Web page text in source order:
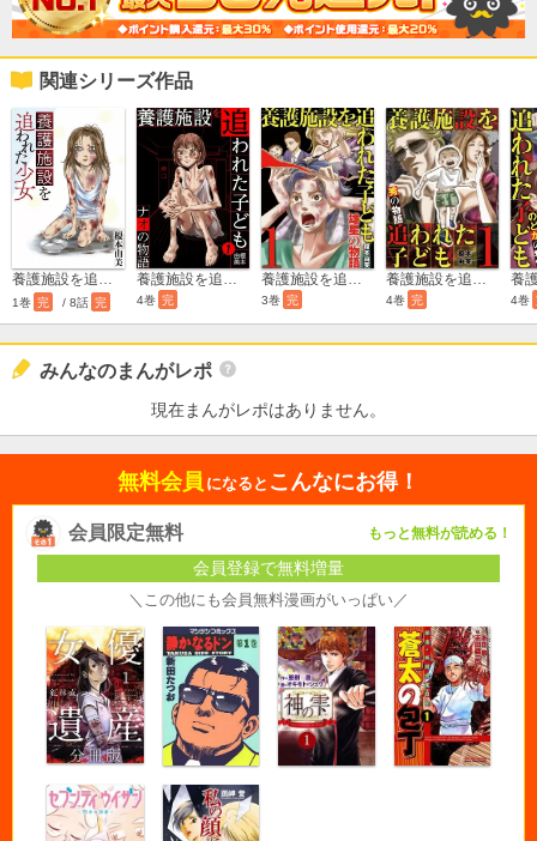
関連シリーズ作品
1巻 完 / 8話 完 4巻 完 3巻 完 4巻 完 4巻
みんなのまんがレポ
現在まんがレポはありません。
無料会員 になると こんなにお得！
会員限定無料 もっと無料が読める！
会員登録で無料増量
＼この他にも会員無料漫画がいっぱい／